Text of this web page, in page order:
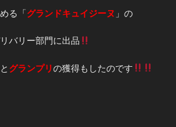
る「グランドキュイジーヌ 」の
バリー部門に出品
グランプリの獲得もしたのです